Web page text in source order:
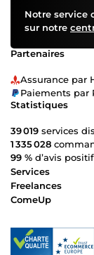
Notre service
sur notre
Partenaires
Assurance par
Paiements par
Statistiques
39 019 services
1 335 028
99 % d’avis
Services
Freelances
ComeUp